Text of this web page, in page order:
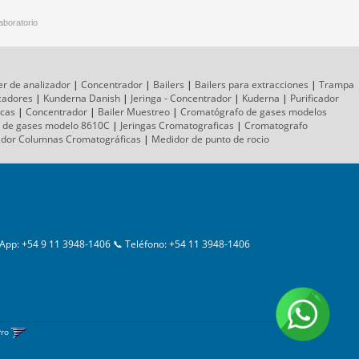
de analizador| Concentrador| Bailers | Bailers para extracciones | Trampa
| Kunderna Danish | Jeringa - Concentrador | Kuderna | Purificador
| Concentrador | Bailer Muestreo | Cromatógrafode gases modelos
gases modelo 8610C | Jeringas Cromatograficas | Cromatografo
Columnas Cromatográficas | Medidor de punto de rocio
+54 9 11 3948-1406 📞 Teléfono: +54 11 3948-1406